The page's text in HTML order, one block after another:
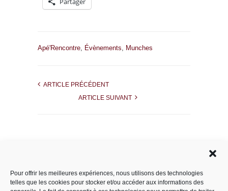
Pour offrir les meilleures expériences, nous utilisons des technologies
telles que les cookies pour stocker et/ou accéder aux informations des
Apé'Rencontre Évènements Munches
ARTICLE PRÉCÉDENT
ARTICLE SUIVANT